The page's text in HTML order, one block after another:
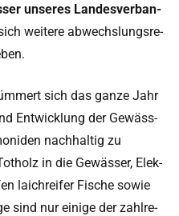
unseres Lan­desver­ban­
weit­ere abwech­slungsre­
sich das ganze Jahr
Entwick­lung der Gewäss­
nach­haltig zu
in die Gewäss­er, Elek­
laichreifer Fis­che sowie
sind nur einige der zahlre­